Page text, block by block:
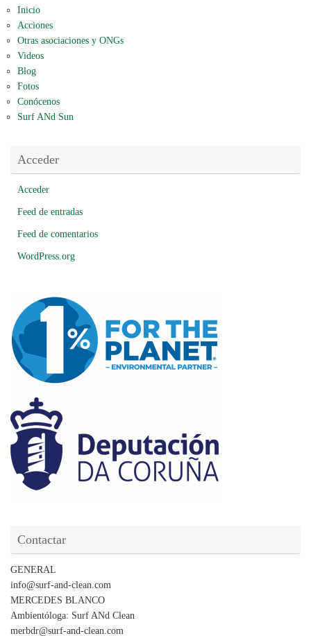
Inicio
Acciones
Otras asociaciones y ONGs
Videos
Blog
Fotos
Conócenos
Surf ANd Sun
Acceder
Acceder
Feed de entradas
Feed de comentarios
WordPress.org
Contactar
GENERAL
info@surf-and-clean.com
MERCEDES BLANCO
Ambientóloga: Surf ANd Clean
merbdr@surf-and-clean.com